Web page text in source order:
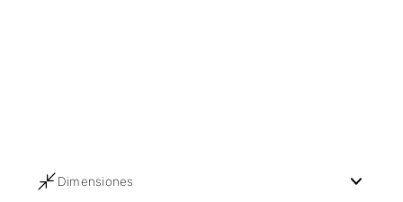
Dimensiones